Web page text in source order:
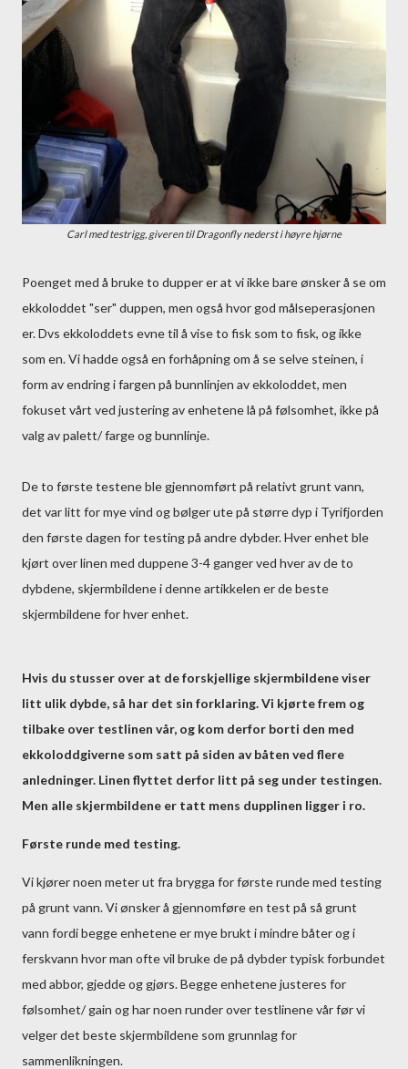
Carl med testrigg, giveren til Dragonfly nederst i høyre hjørne
Poenget med å bruke to dupper er at vi ikke bare ønsker å se om
ekkoloddet "ser" duppen, men også hvor god målseperasjonen
er. Dvs ekkoloddets evne til å vise to fisk som to fisk, og ikke
som en. Vi hadde også en forhåpning om å se selve steinen, i
form av endring i fargen på bunnlinjen av ekkoloddet, men
fokuset vårt ved justering av enhetene lå på følsomhet, ikke på
valg av palett/ farge og bunnlinje.
De to første testene ble gjennomført på relativt grunt vann,
det var litt for mye vind og bølger ute på større dyp i Tyrifjorden
den første dagen for testing på andre dybder. Hver enhet ble
kjørt over linen med duppene 3-4 ganger ved hver av de to
dybdene, skjermbildene i denne artikkelen er de beste
skjermbildene for hver enhet.
Hvis du stusser over at de forskjellige skjermbildene viser
litt ulik dybde, så har det sin forklaring. Vi kjørte frem og
tilbake over testlinen vår, og kom derfor borti den med
ekkoloddgiverne som satt på siden av båten ved flere
anledninger. Linen flyttet derfor litt på seg under testingen.
Men alle skjermbildene er tatt mens dupplinen ligger i ro.
Første runde med testing.
Vi kjører noen meter ut fra brygga for første runde med testing
på grunt vann. Vi ønsker å gjennomføre en test på så grunt
vann fordi begge enhetene er mye brukt i mindre båter og i
ferskvann hvor man ofte vil bruke de på dybder typisk forbundet
med abbor, gjedde og gjørs. Begge enhetene justeres for
følsomhet/ gain og har noen runder over testlinene vår før vi
velger det beste skjermbildene som grunnlag for
sammenlikningen.